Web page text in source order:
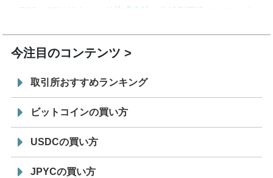
7/29
SBI VCトレード株式会社
信託型円建てステーブル
今注目のコンテンツ
取引所おすすめランキング
ビットコインの買い方
USDCの買い方
JPYCの買い方